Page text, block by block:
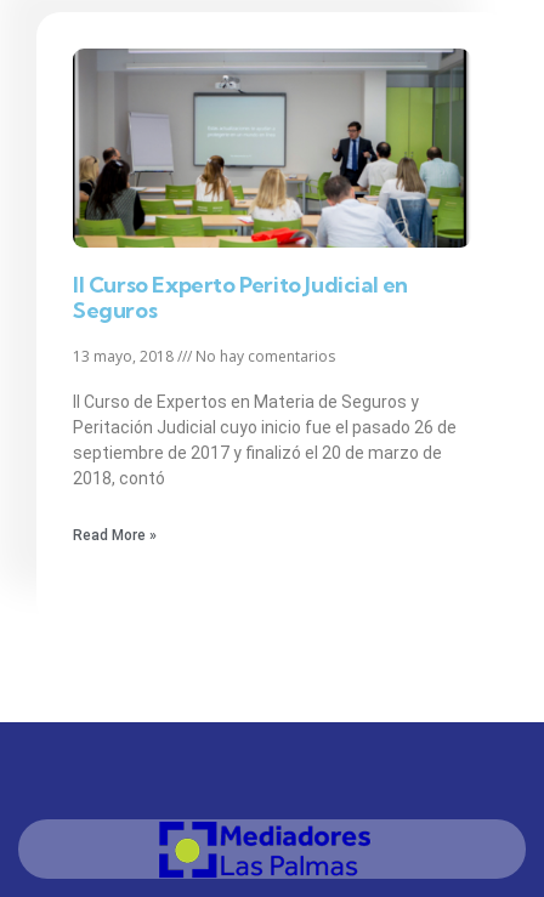
II Curso Experto Perito Judicial en
Seguros
13 mayo, 2018 No hay comentarios
II Curso de Expertos en Materia de Seguros y
Peritación Judicial cuyo inicio fue el pasado 26 de
septiembre de 2017 y finalizó el 20 de marzo de
2018, contó
Read More »